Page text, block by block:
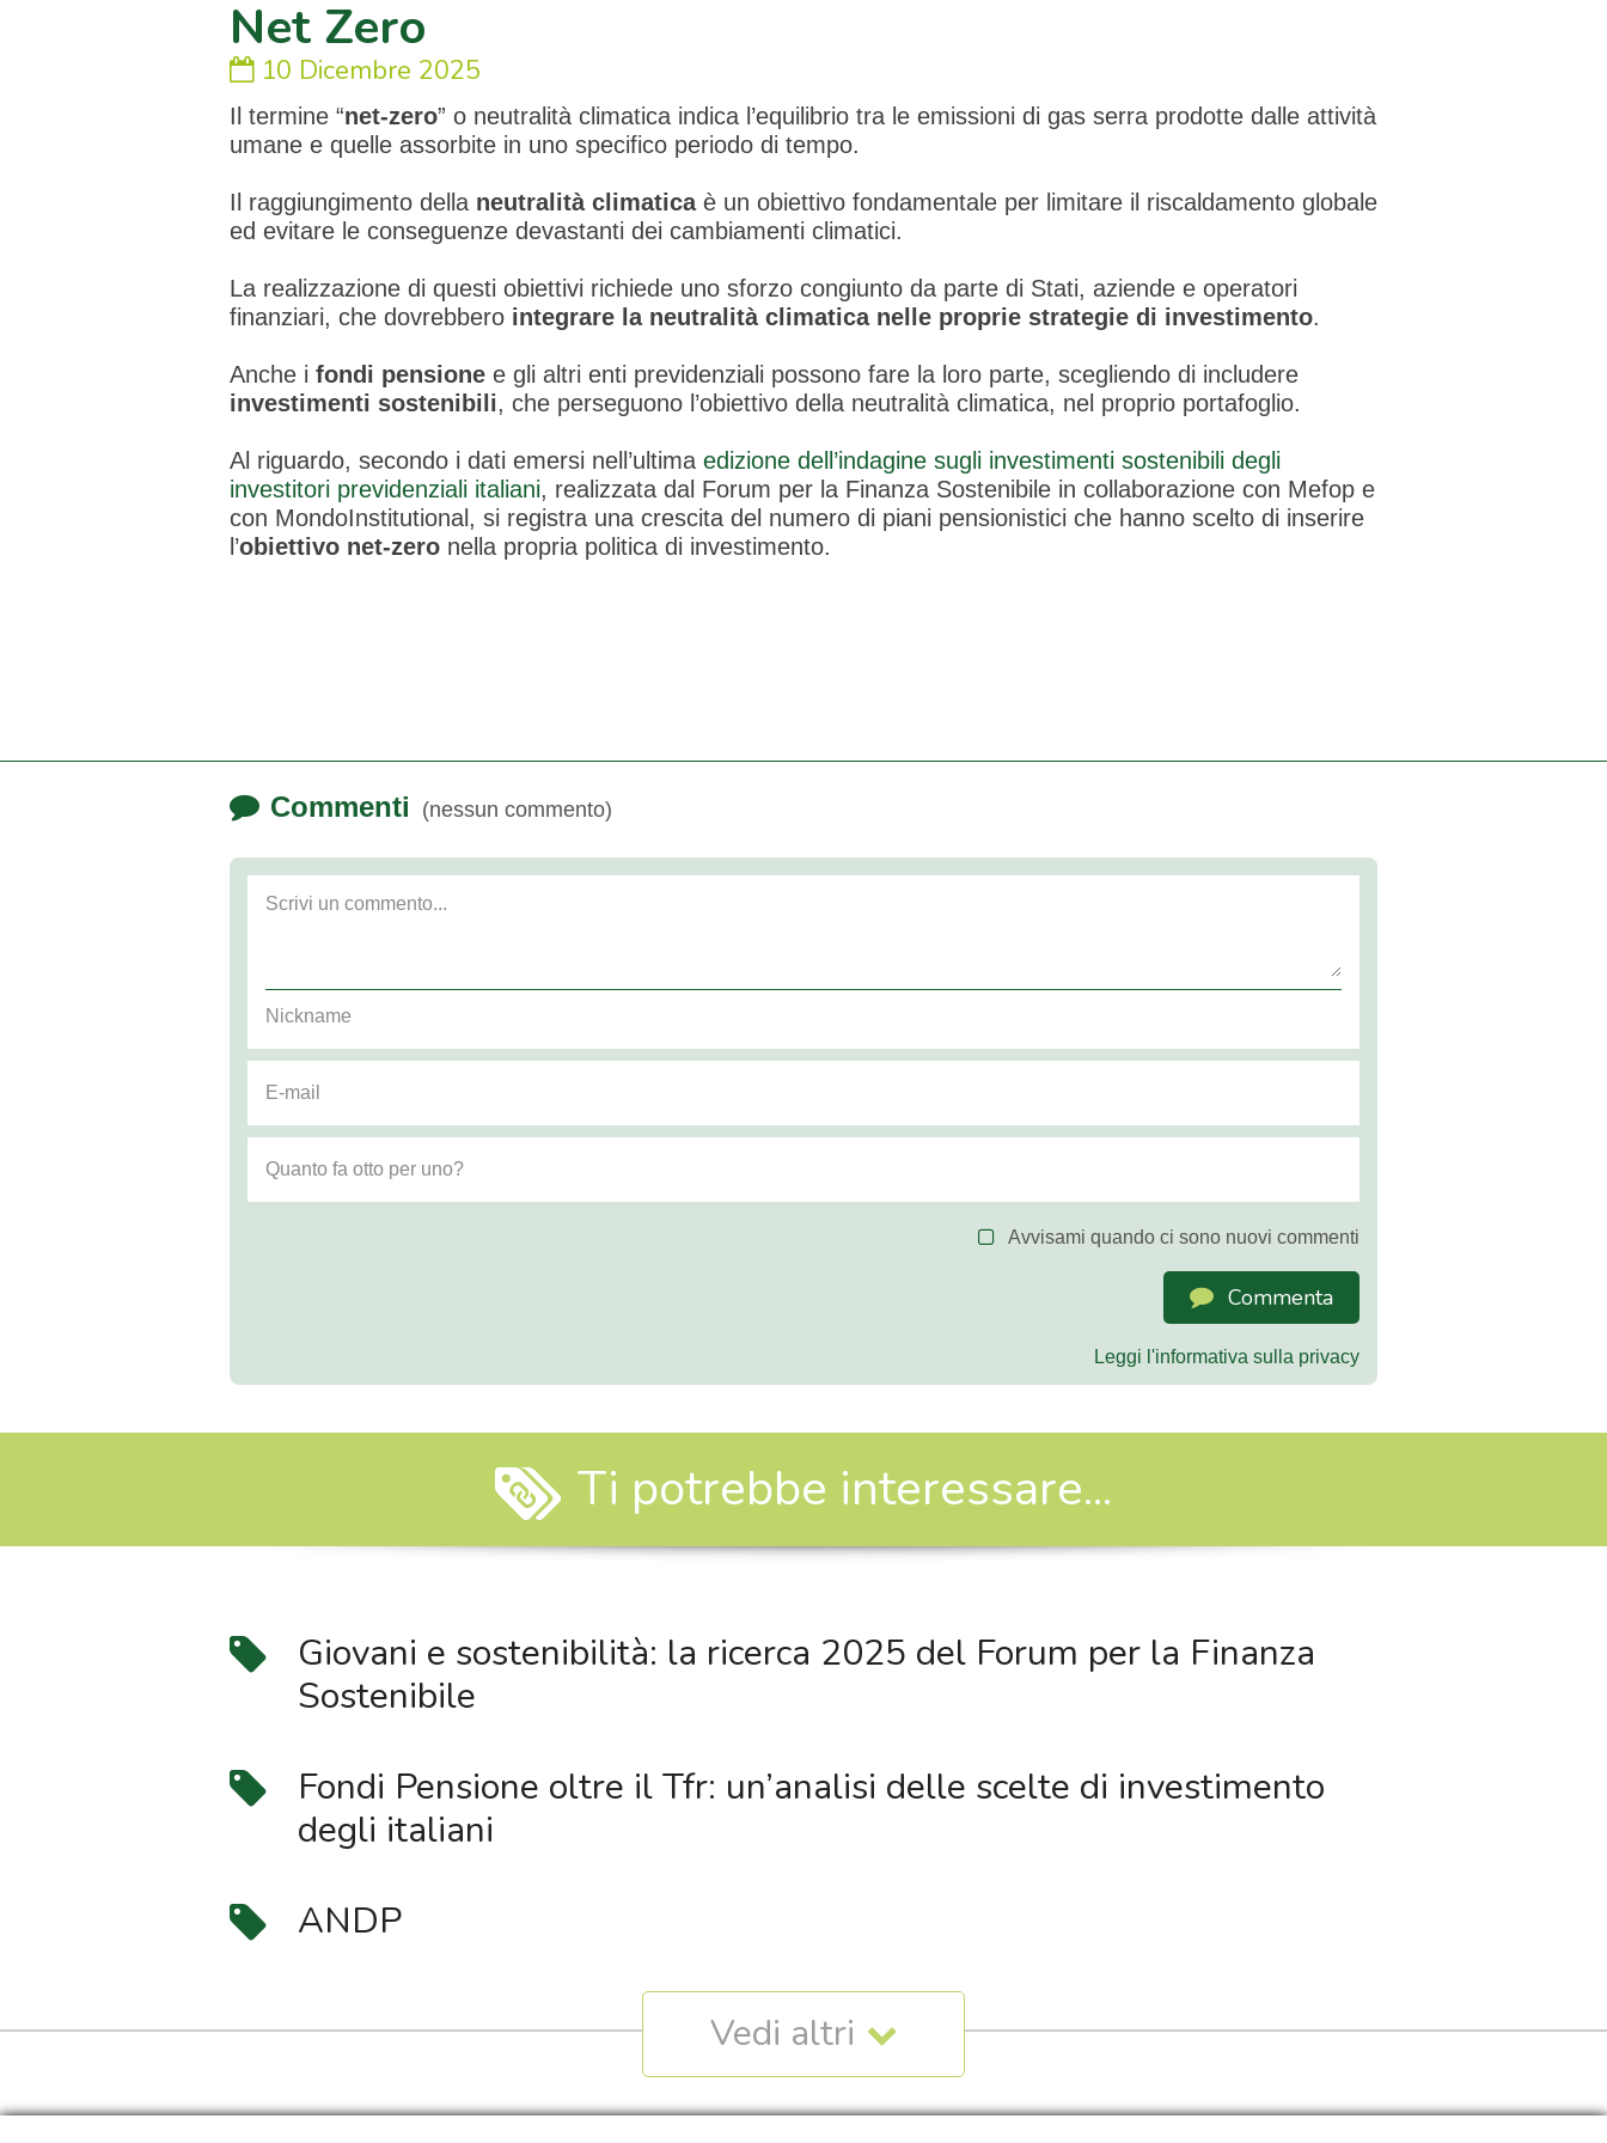
Net Zero
10 Dicembre 2025
Il termine “net-zero” o neutralità climatica indica l’equilibrio tra le emissioni di gas serra prodotte dalle attività
umane e quelle assorbite in uno specifico periodo di tempo.
Il raggiungimento della neutralità climaticaè un obiettivo fondamentale per limitare il riscaldamento globale
ed evitare le conseguenze devastanti dei cambiamenti climatici.
La realizzazione di questi obiettivi richiede uno sforzo congiunto da parte di Stati, aziende e operatori
finanziari, che dovrebbero integrare la neutralità climatica nelle proprie strategie di investimento.
Anche i fondi pensione e gli altri enti previdenziali possono fare la loro parte, scegliendo di includere
investimenti sostenibili, che perseguono l’obiettivo della neutralità climatica, nel proprio portafoglio.
Al riguardo, secondo i dati emersi nell’ultima edizione dell’indagine sugli investimenti sostenibili degli
investitori previdenziali italiani, realizzata dal Forum per la Finanza Sostenibile in collaborazione con Mefop e
con MondoInstitutional, si registra una crescita del numero di piani pensionistici che hanno scelto di inserire
l’obiettivo net-zero nella propria politica di investimento.
Commenti (nessun commento)
Avvisami quando ci sono nuovi commenti
Commenta
Leggi l'informativa sulla privacy
Ti potrebbe interessare...
Giovani e sostenibilità: la ricerca 2025 del Forum per la Finanza
Sostenibile
Fondi Pensione oltre il Tfr: un’analisi delle scelte di investimento
degli italiani
ANDP